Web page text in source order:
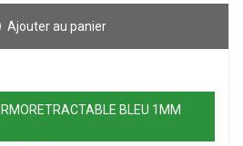
Ajouter au panier
BLEU 1MM